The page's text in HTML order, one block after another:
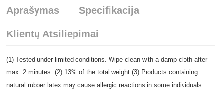
Aprašymas Specifikacija
Klientų Atsiliepimai
(1) Tested under limited conditions. Wipe clean with a damp cloth after
max. 2 minutes. (2) 13% of the total weight (3) Products containing
natural rubber latex may cause allergic reactions in some individuals.